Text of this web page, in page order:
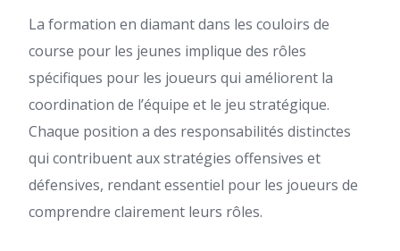
La formation en diamant dans les couloirs de
course pour les jeunes implique des rôles
spécifiques pour les joueurs qui améliorent la
coordination de l’équipe et le jeu stratégique.
Chaque position a des responsabilités distinctes
qui contribuent aux stratégies offensives et
défensives, rendant essentiel pour les joueurs de
comprendre clairement leurs rôles.